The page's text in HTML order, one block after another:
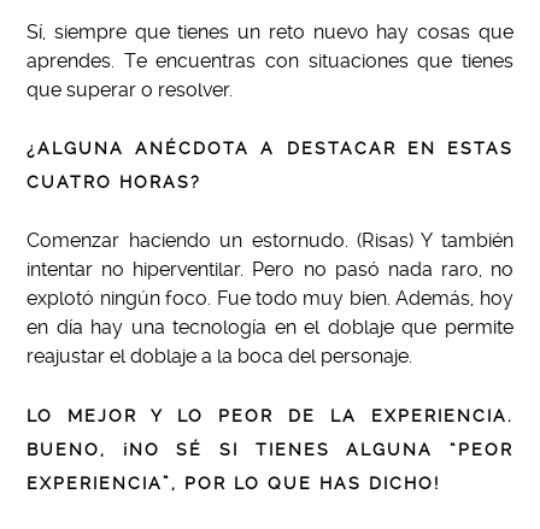
Sí, siempre que tienes un reto nuevo hay cosas que
aprendes. Te encuentras con situaciones que tienes
que superar o resolver.
¿ALGUNA ANÉCDOTA A DESTACAR EN ESTAS
CUATRO HORAS?
Comenzar haciendo un estornudo. (Risas) Y también
intentar no hiperventilar. Pero no pasó nada raro, no
explotó ningún foco. Fue todo muy bien. Además, hoy
en día hay una tecnología en el doblaje que permite
reajustar el doblaje a la boca del personaje.
LO MEJOR Y LO PEOR DE LA EXPERIENCIA.
BUENO, ¡NO SÉ SI TIENES ALGUNA “PEOR
EXPERIENCIA”, POR LO QUE HAS DICHO!